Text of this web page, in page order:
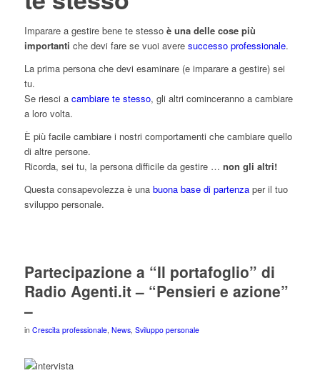
Imparare a gestire bene te stesso è una delle cose più
importanti che devi fare se vuoi avere successo professionale.
La prima persona che devi esaminare (e imparare a gestire) sei
tu.
Se riesci a cambiare te stesso, gli altri cominceranno a cambiare
a loro volta.
È più facile cambiare i nostri comportamenti che cambiare quello
di altre persone.
Ricorda, sei tu, la persona difficile da gestire … non gli altri!
Questa consapevolezza è una buona base di partenzaper il tuo
sviluppo personale.
Partecipazione a “Il portafoglio” di
Radio Agenti.it – “Pensieri e azione”
–
in Crescita professionale, News, Sviluppo personale